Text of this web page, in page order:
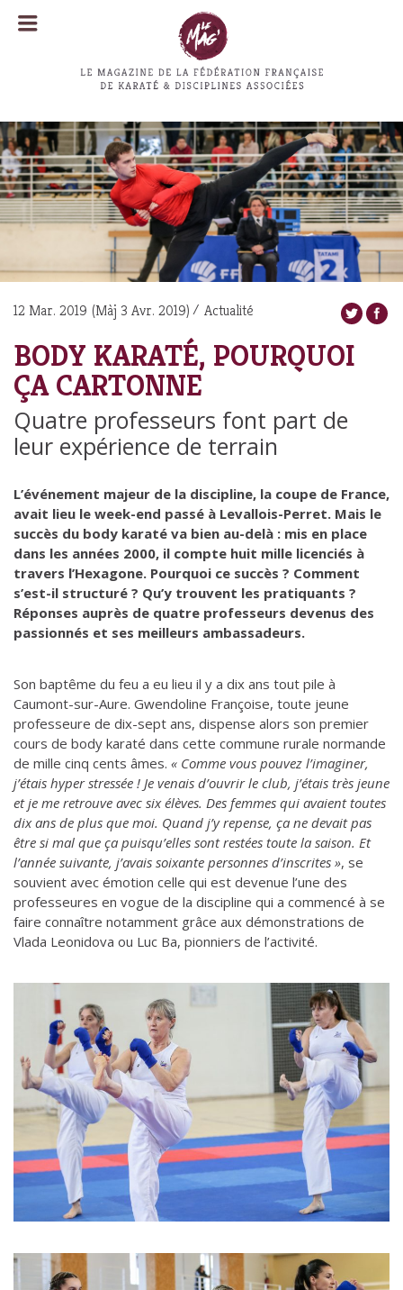
12 Mar. 2019 (Màj 3 Avr. 2019) Actualité
BODY KARATÉ, POURQUOI
ÇA CARTONNE
Quatre professeurs font part de
leur expérience de terrain
L’événement majeur de la discipline, la coupe de France,
avait lieu le week-end passé à Levallois-Perret. Mais le
succès du body karaté va bien au-delà : mis en place
dans les années 2000, il compte huit mille licenciés à
travers l’Hexagone. Pourquoi ce succès ? Comment
s’est-il structuré ? Qu’y trouvent les pratiquants ?
Réponses auprès de quatre professeurs devenus des
passionnés et ses meilleurs ambassadeurs.
Son baptême du feu a eu lieu il y a dix ans tout pile à
Caumont-sur-Aure. Gwendoline Françoise, toute jeune
professeure de dix-sept ans, dispense alors son premier
cours de body karaté dans cette commune rurale normande
de mille cinq cents âmes. « Comme vous pouvez l’imaginer,
j’étais hyper stressée ! Je venais d’ouvrir le club, j’étais très jeune
et je me retrouve avec six élèves. Des femmes qui avaient toutes
dix ans de plus que moi. Quand j’y repense, ça ne devait pas
être si mal que ça puisqu’elles sont restées toute la saison. Et
l’année suivante, j’avais soixante personnes d’inscrites », se
souvient avec émotion celle qui est devenue l’une des
professeures en vogue de la discipline qui a commencé à se
faire connaître notamment grâce aux démonstrations de
Vlada Leonidova ou Luc Ba, pionniers de l’activité.